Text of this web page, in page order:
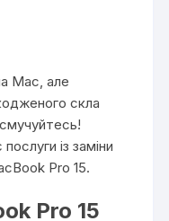
Mac, але
скла
із заміни
Pro 15.
Pro 15